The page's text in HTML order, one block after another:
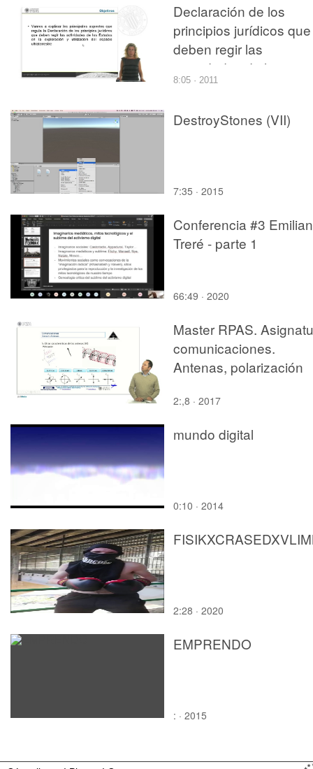
Declaración de los
principios jurídicos que
deben regir las
actividades de los
Estados en la
del espacio
8:05 · 2011
DestroyStones (VII)
7:35 · 2015
Conferencia #3
Treré - parte 1
66:49 · 2020
Master RPAS.
comunicaciones.
Antenas, polarización
2:,8 · 2017
mundo digital
0:10 · 2014
2:28 · 2020
EMPRENDO
: · 2015